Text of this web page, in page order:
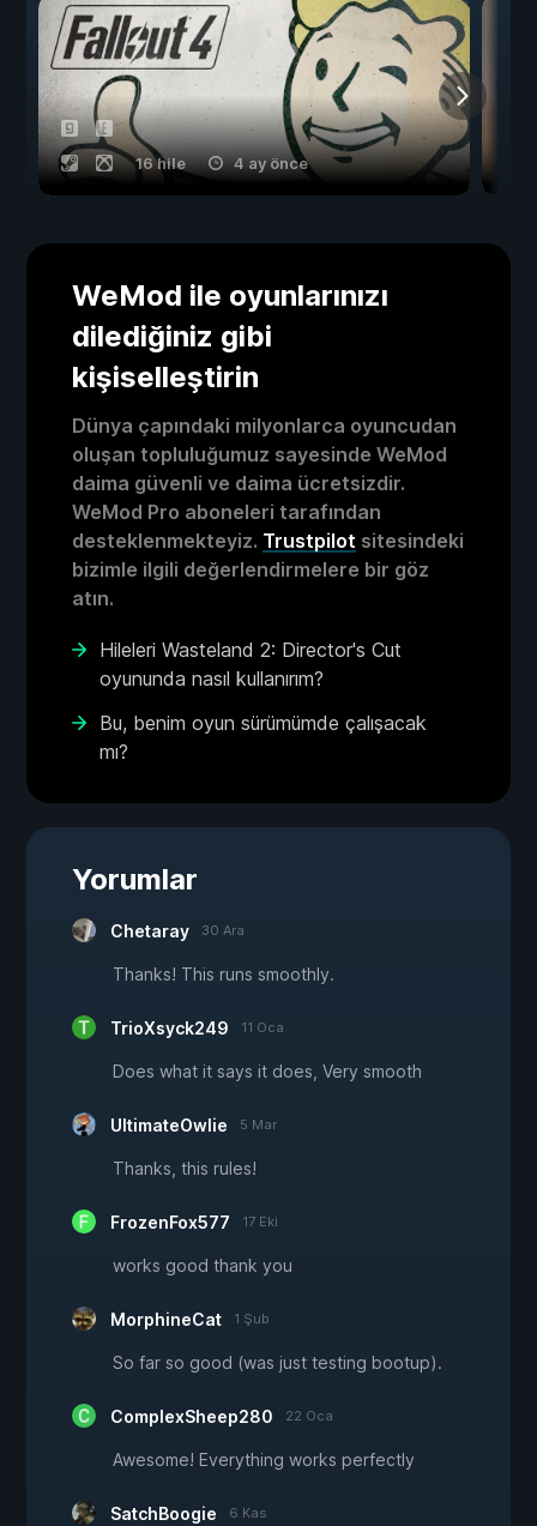
16 hile 4 ay önce
WeMod ile oyunlarınızı
dilediğiniz gibi
kişiselleştirin
Dünya çapındaki milyonlarca oyuncudan
oluşan topluluğumuz sayesinde WeMod
daima güvenli ve daima ücretsizdir.
WeMod Pro aboneleri tarafından
desteklenmekteyiz. Trustpilot sitesindeki
bizimle ilgili değerlendirmelere bir göz
atın.
Hileleri Wasteland 2: Director's Cut
oyununda nasıl kullanırım?
Bu, benim oyun sürümümde çalışacak
mı?
Yorumlar
Chetaray 30 Ara
Thanks! This runs smoothly.
TrioXsyck249 11 Oca
Does what it says it does, Very smooth
UltimateOwlie 5 Mar
Thanks, this rules!
FrozenFox577 17 Eki
works good thank you
MorphineCat 1 Şub
So far so good (was just testing bootup).
ComplexSheep280 22 Oca
Awesome! Everything works perfectly
SatchBoogie 6 Kas